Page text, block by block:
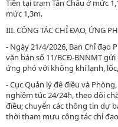
Tiền tại trạm Tân Châu ở mức
mức 1,3m.
III. CÔNG TÁC CHỈ ĐẠO, ỨNG
- Ngày 21/4/2026, Ban Chỉ đạo
văn bản số 11/BCĐ-BNNMT
ứng phó với không khí lạnh,
- Cục Quản lý đê điều và
nghiêm túc 24/24h, theo dõi
điều; chuyển các thông tin dự
thời tham mưu công tác chỉ